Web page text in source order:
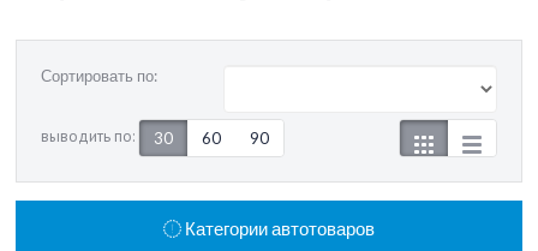
Сортировать по:
выводить по: 30 60 90
Категории автотоваров